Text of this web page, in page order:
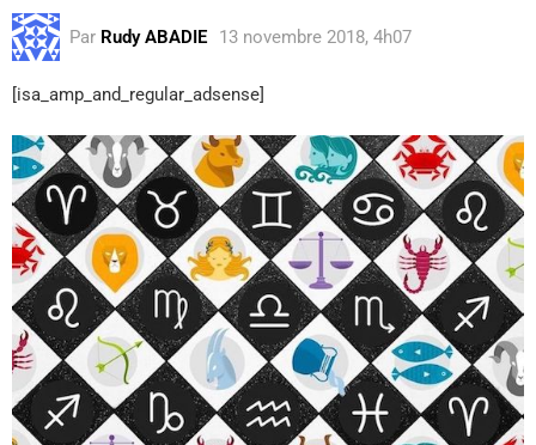
Par Rudy ABADIE 13 novembre 2018, 4h07
[isa_amp_and_regular_adsense]